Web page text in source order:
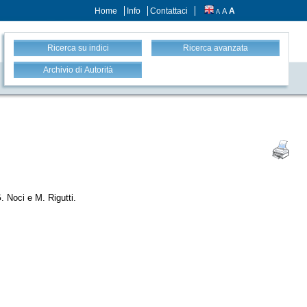
Home Info Contattaci A A A
Ricerca su indici Ricerca avanzata
Archivio di Autorità